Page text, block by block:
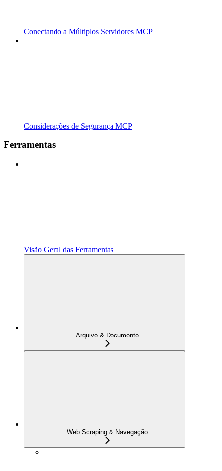
Conectando a Múltiplos Servidores MCP
Considerações de Segurança MCP
Ferramentas
Visão Geral das Ferramentas
Arquivo & Documento
Web Scraping & Navegação